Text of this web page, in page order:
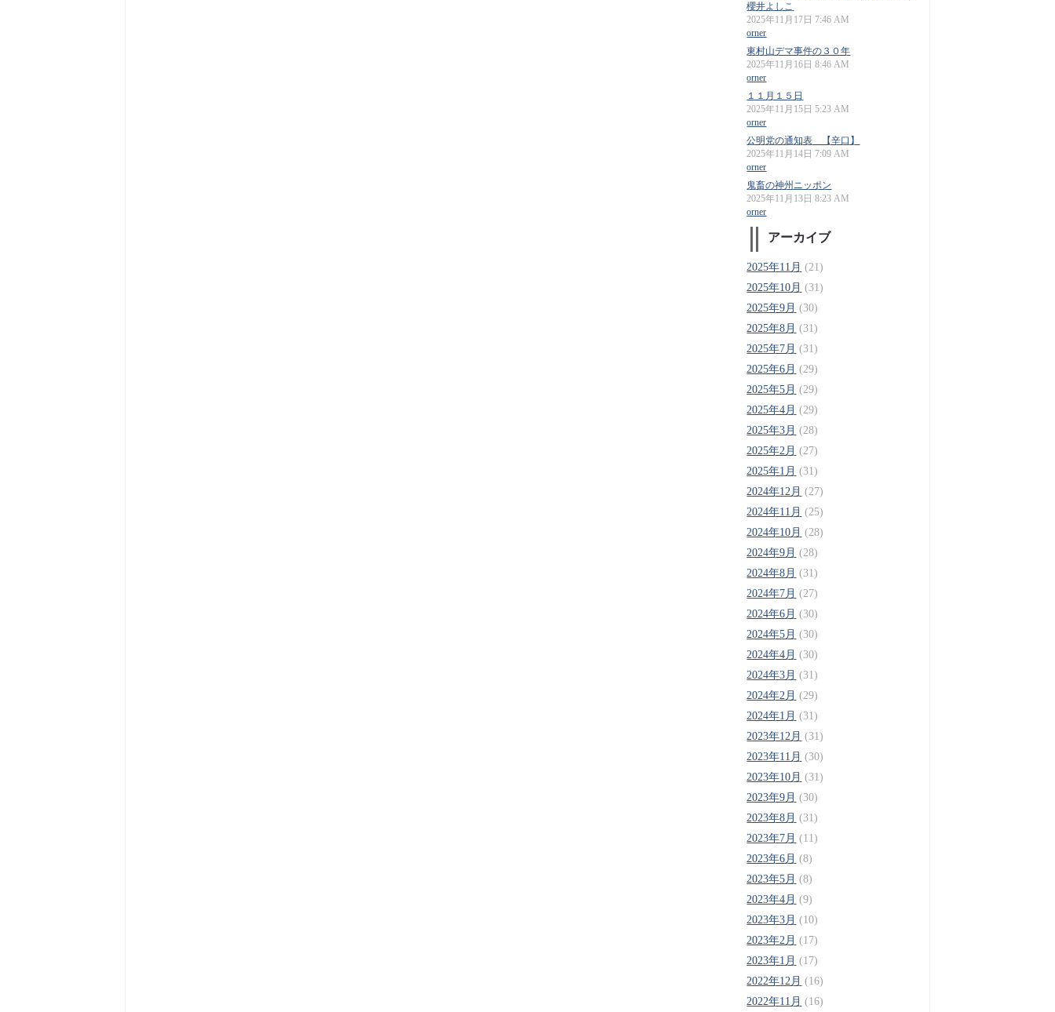
櫻井よしこ
2025年11月17日 7:46 AM
orner
東村山デマ事件の３０年
2025年11月16日 8:46 AM
orner
１１月１５日
2025年11月15日 5:23 AM
orner
公明党の通知表 【辛口】
2025年11月14日 7:09 AM
orner
鬼畜の神州ニッポン
2025年11月13日 8:23 AM
orner
アーカイブ
2025年11月 (21)
2025年10月 (31)
2025年9月 (30)
2025年8月 (31)
2025年7月 (31)
2025年6月 (29)
2025年5月 (29)
2025年4月 (29)
2025年3月 (28)
2025年2月 (27)
2025年1月 (31)
2024年12月 (27)
2024年11月 (25)
2024年10月 (28)
2024年9月 (28)
2024年8月 (31)
2024年7月 (27)
2024年6月 (30)
2024年5月 (30)
2024年4月 (30)
2024年3月 (31)
2024年2月 (29)
2024年1月 (31)
2023年12月 (31)
2023年11月 (30)
2023年10月 (31)
2023年9月 (30)
2023年8月 (31)
2023年7月 (11)
2023年6月 (8)
2023年5月 (8)
2023年4月 (9)
2023年3月 (10)
2023年2月 (17)
2023年1月 (17)
2022年12月 (16)
2022年11月 (16)